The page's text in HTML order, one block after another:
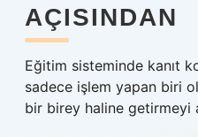
AÇISINDAN
Eğitim sisteminde kanıt
sadece işlem yapan biri
bir birey haline getirmeyi